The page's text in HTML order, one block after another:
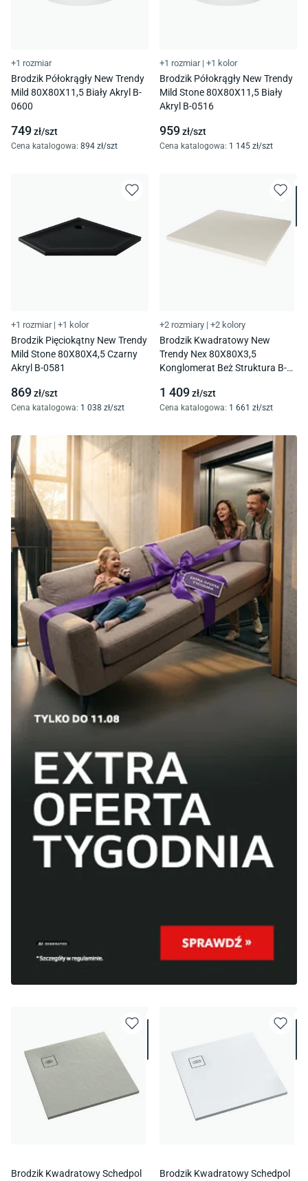
+1 rozmiar
Brodzik Półokrągły New Trendy
Mild 80X80X11,5 Biały Akryl B-
0600
749zł/szt
Cena katalogowa: 894 zł/szt
+1 rozmiar | +1 kolor
Brodzik Półokrągły New Trendy
Mild Stone 80X80X11,5 Biały
Akryl B-0516
959zł/szt
Cena katalogowa: 1 145 zł/szt
+1 rozmiar | +1 kolor
Brodzik Pięciokątny New Trendy
Mild Stone 80X80X4,5 Czarny
Akryl B-0581
869zł/szt
Cena katalogowa: 1 038 zł/szt
+2 rozmiary | +2 kolory
Brodzik Kwadratowy New
Trendy Nex 80X80X3,5
Konglomerat Beż Struktura B-
1 409zł/szt
Cena katalogowa: 1 661 zł/szt
Brodzik Kwadratowy Schedpol
Brodzik Kwadratowy Schedpol